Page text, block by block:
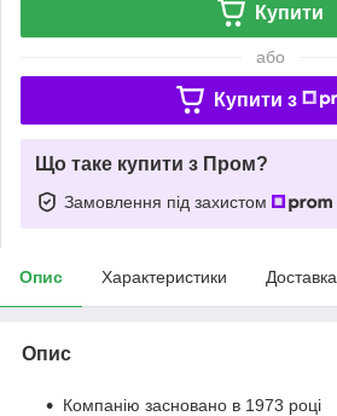
Купити
або
Купити з
Що таке купити з Пром?
Замовлення під захистом
Опис Характеристики Доставка
Опис
Компанію засновано в 1973 році